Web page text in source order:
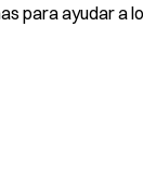
para ayudar a